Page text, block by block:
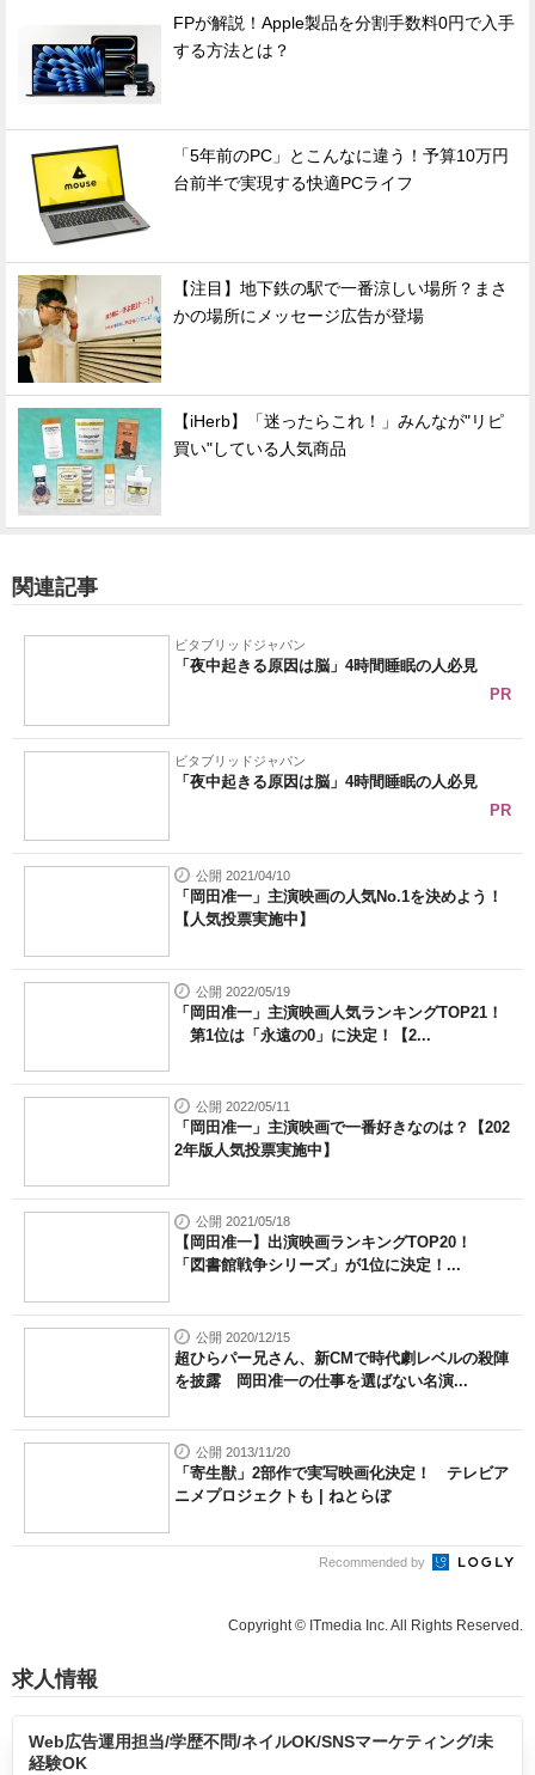
FPが解説！Apple製品を分割手数料0円で入手
する方法とは？
「5年前のPC」とこんなに違う！予算10万円
台前半で実現する快適PCライフ
【注目】地下鉄の駅で一番涼しい場所？まさ
かの場所にメッセージ広告が登場
【iHerb】「迷ったらこれ！」みんなが"リピ
買い"している人気商品
関連記事
ビタブリッドジャパン
「夜中起きる原因は脳」4時間睡眠の人必見
PR
ビタブリッドジャパン
「夜中起きる原因は脳」4時間睡眠の人必見
PR
公開 2021/04/10
「岡田准一」主演映画の人気No.1を決めよう！
【人気投票実施中】
公開 2022/05/19
「岡田准一」主演映画人気ランキングTOP21！
第1位は「永遠の0」に決定！【2...
公開 2022/05/11
「岡田准一」主演映画で一番好きなのは？【202
2年版人気投票実施中】
公開 2021/05/18
【岡田准一】出演映画ランキングTOP20！
「図書館戦争シリーズ」が1位に決定！...
公開 2020/12/15
超ひらパー兄さん、新CMで時代劇レベルの殺陣
を披露 岡田准一の仕事を選ばない名演...
公開 2013/11/20
「寄生獣」2部作で実写映画化決定！ テレビア
ニメプロジェクトも | ねとらぼ
Recommended by
Copyright © ITmedia Inc. All Rights Reserved.
求人情報
Web広告運用担当/学歴不問/ネイルOK/SNSマーケティング/未
経験OK